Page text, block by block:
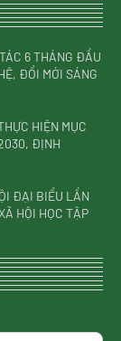
6 THÁNG ĐẦU
ĐỔI MỚI SÁNG
HIỆN MỤC
ĐỊNH
ĐẠI BIỂU LẦN
HỘI HỌC TẬP